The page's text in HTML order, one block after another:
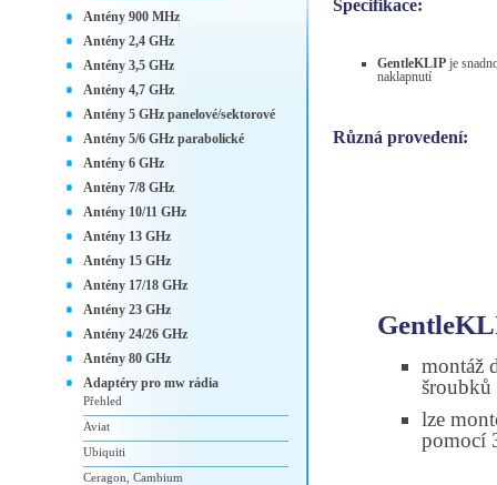
Specifikace:
GentleKLIP je
naklapnutí
Různá provedení:
montáž
šroubků
lze
pomocí
Antény 900 MHz
Antény 2,4 GHz
Antény 3,5 GHz
Antény 4,7 GHz
Antény 5 GHz panelové/sektorové
Antény 5/6 GHz parabolické
Antény 6 GHz
Antény 7/8 GHz
Antény 10/11 GHz
Antény 13 GHz
Antény 15 GHz
Antény 17/18 GHz
Antény 23 GHz
Antény 24/26 GHz
Antény 80 GHz
Adaptéry pro mw rádia
Přehled
Aviat
Ubiquiti
Ceragon, Cambium